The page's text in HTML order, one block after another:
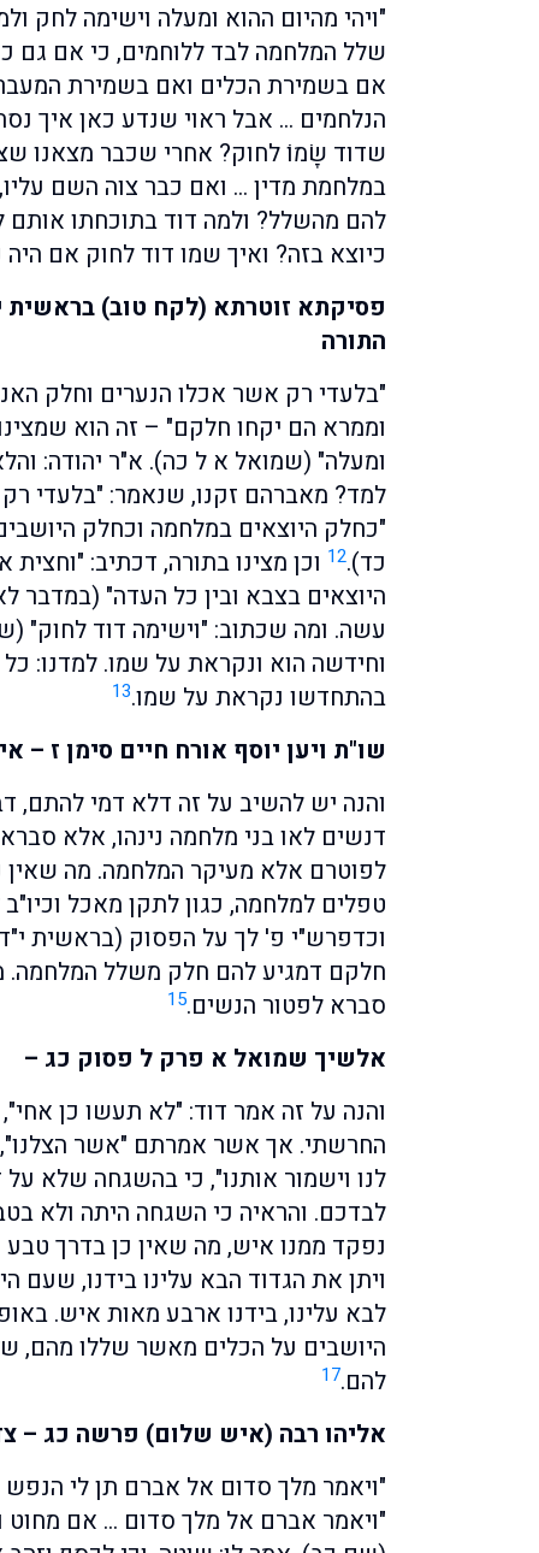
"ויהי מהיום ההוא ומעלה וישימה לחק
שלל המלחמה לבד ללוחמים, כי אם גם
אם בשמירת הכלים ואם בשמירת
הנלחמים … אבל ראוי שנדע כאן איך
שדוד שָׂמוֹ לחוק? אחרי שכבר מצאנו
במלחמת מדין … ואם כבר צוה השם
להם מהשלל? ולמה דוד בתוכחתו
כיוצא בזה? ואיך שמו דוד לחוק אם
פסיקתא זוטרתא (לקח טוב)
התורה
"בלעדי רק אשר אכלו הנערים וחלק
וממרא הם יקחו חלקם" – זה הוא שמצינו
ומעלה" (שמואל א ל כה). א"ר יהודה:
למד? מאברהם זקנו, שנאמר: "בלעדי
"כחלק היוצאים במלחמה וכחלק
כד).12 וכן מצינו בתורה, דכתיב:
היוצאים בצבא ובין כל העדה" (במדבר
עשה. ומה שכתוב: "וישימה דוד לחוק"
וחידשה הוא ונקראת על שמו. למדנו:
בהתחדשו נקראת על שמו.13
שו"ת ויען יוסף אורח חיים סימן ז –
והנה יש להשיב על זה דלא דמי להתם,
דנשים לאו בני מלחמה נינהו, אלא
לפוטרם אלא מעיקר המלחמה. מה שאין
טפלים למלחמה, כגון לתקן מאכל
וכדפרש"י פ' לך על הפסוק (בראשית
חלקם דמגיע להם חלק משלל המלחמה.
סברא לפטור הנשים.15
אלשיך שמואל א פרק ל פסוק כג –
והנה על זה אמר דוד: "לא תעשו כן
החרשתי. אך אשר אמרתם "אשר
לנו וישמור אותנו", כי בהשגחה שלא
לבדכם. והראיה כי השגחה היתה ולא
נפקד ממנו איש, מה שאין כן בדרך
ויתן את הגדוד הבא עלינו בידנו, שעם
לבא עלינו, בידנו ארבע מאות איש.
היושבים על הכלים מאשר שללו מהם,
להם.17
אליהו רבה (איש שלום) פרשה כג –
"ויאמר מלך סדום אל אברם תן לי
"ויאמר אברם אל מלך סדום … אם